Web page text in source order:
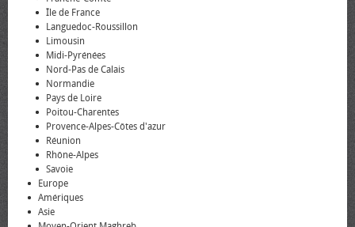
Île de France
Languedoc-Roussillon
Limousin
Midi-Pyrénées
Nord-Pas de Calais
Normandie
Pays de Loire
Poitou-Charentes
Provence-Alpes-Côtes d'azur
Réunion
Rhône-Alpes
Savoie
Europe
Amériques
Asie